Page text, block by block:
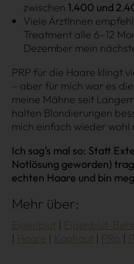
Über uns
Datenschutz
zwischen 1.400 und
Viele ÄrztInnen
Treatment alle 6–12
Dezember mein
PRP für die Haare klingt
– aber für mich war es
meine Mähne seit
halten Blondierungen
mich einfach wieder wohl
Ich sag’s mal so: Statt
Notlösung geworden)
echten Haare und bin
Mehr über:
Eigenblut Eigenblut-
Haare
Kophaut PRp